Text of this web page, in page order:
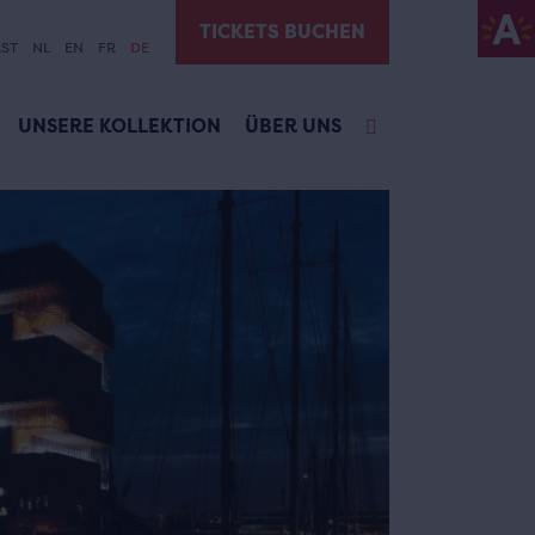
NL EN FR DE
TICKETS BUCHEN
UNSERE KOLLEKTION ÜBER UNS